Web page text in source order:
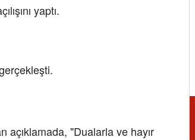
yaptı.
açıklamada, "Dualarla ve hayır